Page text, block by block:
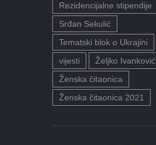
Rezidencijalne stipendije
Srđan Sekulić
Tematski blok o Ukrajini
vijesti
Željko Ivanković
Ženska čitaonica
Ženska čitaonica 2021